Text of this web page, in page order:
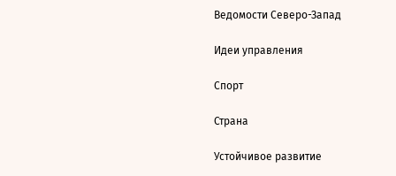
Ведомости Северо-Запад
Идеи управления
Спорт
Страна
Устойчивое развитие